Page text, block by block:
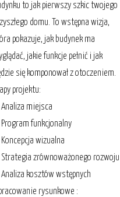
to jak pierwszy szkic twojego
domu. To wstępna wizja,
pokazuje, jak budynek ma
jakie funkcje pełnić i jak
się komponował z otoczeniem.
projektu:
miejsca
funkcjonalny
wizualna
zrównoważonego rozwoju
Analiza kosztów wstępnych
rysunkowe :